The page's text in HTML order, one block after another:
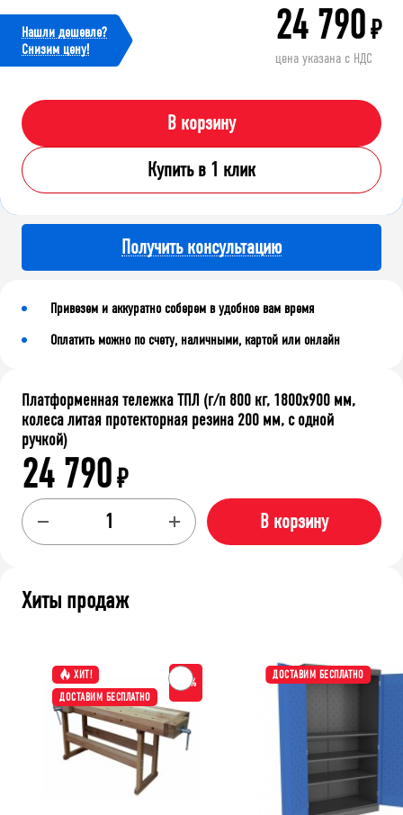
Нашли дешевле?
Cнизим цену!
24 790₽
цена указана с НДС
В корзину
Купить в 1 клик
Получить консультацию
Привезем и аккуратно соберем в удобное вам время
Оплатить можно по счету, наличными, картой или онлайн
Платформенная тележка ТПЛ (г/п 800 кг, 1800x900 мм,
колеса литая протекторная резина 200 мм, с одной
ручкой)
24 790₽
В корзину
Хиты продаж
ХИТ!
ДОСТАВИМ БЕСПЛАТНО
-15%
ДОСТАВИМ БЕСПЛАТНО